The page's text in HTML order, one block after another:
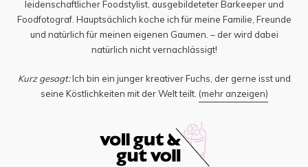
leidenschaftlicher Foodstylist, ausgebildeteter Barkeeper und
Foodfotograf. Hauptsächlich koche ich für meine Familie, Freunde
und natürlich für meinen eigenen Gaumen. – der wird dabei
natürlich nicht vernachlässigt!
Kurz gesagt:Ich bin ein junger kreativer Fuchs, der gerne isst und
seine Köstlichkeiten mit der Welt teilt. (mehr anzeigen)